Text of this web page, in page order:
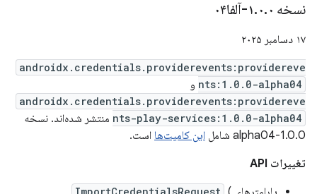
نسخه ۱ .۰.۰-آلفا۰۴
۱۷ دسامبر ۲۰۲۵
androidx.credentials.providerevents:providereve
nts:1.0.0-alpha04 و
androidx.credentials.providerevents:providereve
nts-play-services:1.0.0-alpha04 منتشر شده‌اند. نسخه
1.0.0-alpha04 شامل
این کامیت‌ها است.
تغییرات API